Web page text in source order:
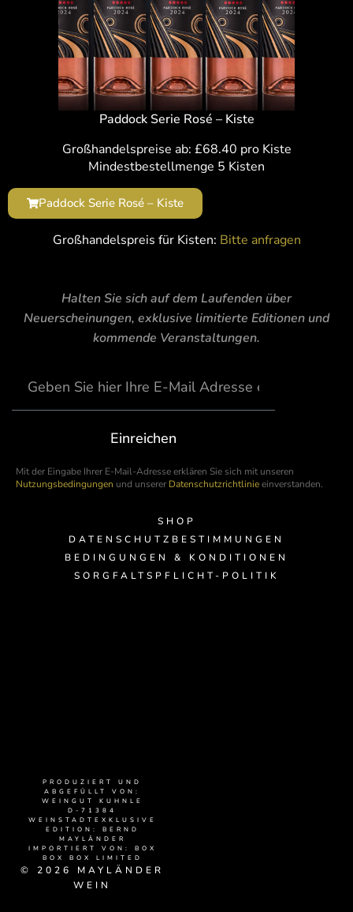
Paddock Serie Rosé – Kiste
Großhandelspreise ab: £68.40 pro Kiste
Mindestbestellmenge 5 Kisten
Paddock Serie Rosé – Kiste
Großhandelspreis für Kisten: Bitte anfragen
Halten Sie sich auf dem Laufenden über
Neuerscheinungen, exklusive limitierte Editionen und
kommende Veranstaltungen.
Einreichen
Mit der Eingabe Ihrer E-Mail-Adresse erklären Sie sich mit unseren
Nutzungsbedingungen und unserer Datenschutzrichtlinieeinverstanden.
SHOP
DATENSCHUTZBESTIMMUNGEN
BEDINGUNGEN & KONDITIONEN
SORGFALTSPFLICHT-POLITIK
PRODUZIERT UND
ABGEFÜLLT VON:
WEINGUT KUHNLE
D-71384
WEINSTADTEXKLUSIVE
EDITION: BERND
MAYLÄNDER
IMPORTIERT VON: BOX
BOX BOX LIMITED
© 2026 MAYLÄNDER
WEIN